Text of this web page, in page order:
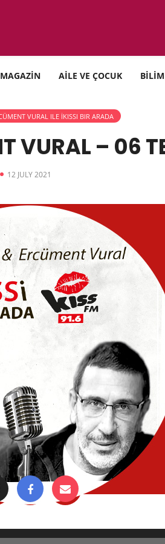
MAGAZİN AİLE VE ÇOCUK BİLİM
VURAL ILE İKISSI BIR ARADA
VURAL – 06
12 JULY 2021